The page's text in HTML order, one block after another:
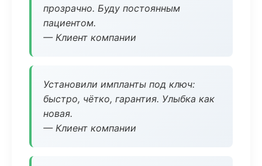
прозрачно. Буду постоянным
пациентом.
— Клиент компании
Установили импланты под ключ:
быстро, чётко, гарантия. Улыбка как
новая.
— Клиент компании